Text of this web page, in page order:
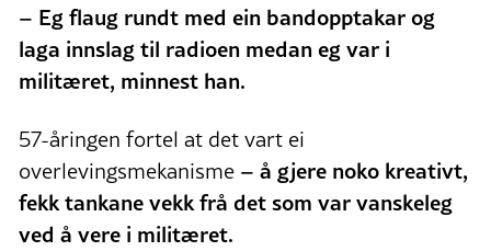
– Eg flaug rundt med ein bandopptakar og
laga innslag til radioen medan eg var i
militæret, minnest han.
57-åringen fortel at det vart ei
overlevingsmekanisme – å gjere noko kreativt,
fekk tankane vekk frå det som var vanskeleg
ved å vere i militæret.